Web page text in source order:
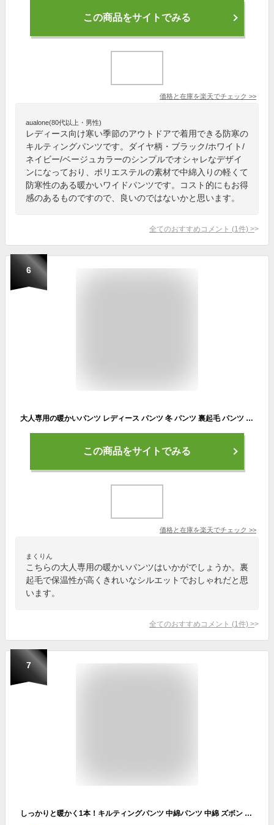
この商品をサイトでみる
価格と在庫を楽天でチェック >>
aualone(80代以上・男性)
レディース向け寒い季節のアウトドアで着用できる防寒の
キルティングパンツです。ダイヤ柄・ブラック/ホワイト/
ネイビー/ベージュカラーのシンプルでオシャレなデザイ
ンになっており、ポリエステルの素材で中綿入りの軽くて
防寒性のある暖かいワイドパンツです。コスト的にもお得
感のあるものですので、良いのではないかと思います。
全てのおすすめコメント (1 件) >
6
大人専用の暖かいパンツ レディース パンツ 冬 パンツ 裏起毛 パンツ 防寒 パンツ レディース 冬 チャ ブラック 黒 4Lサイズ 5Lサイズ 大きいサイズ もあり スラックス 黒ズボン レディースパンツ 美脚パンツ 股下72cm
この商品をサイトでみる
価格と在庫を楽天でチェック >>
まくりん
こちらの大人専用の暖かいパンツはいかがでしょうか。裏
起毛で保温性が高くきれいなシルエットでおしゃれだと思
います。
全てのおすすめコメント (1 件) >
7
しっかりと暖かく1本！キルティングパンツ 中綿パンツ 中綿 ズボン ボトムス 防寒パンツ 暖かい 防風 ボトムス 冬 ゴルフ アウトドア 軽量 ジョガーパンツ